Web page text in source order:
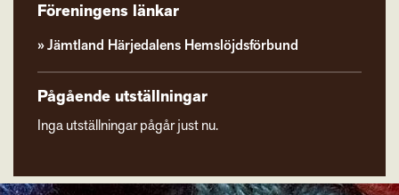
Föreningens länkar
Jämtland Härjedalens Hemslöjdsförbund
Pågående utställningar
Inga utställningar pågår just nu.